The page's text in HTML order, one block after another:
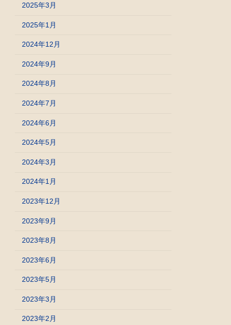
2025年3月
2025年1月
2024年12月
2024年9月
2024年8月
2024年7月
2024年6月
2024年5月
2024年3月
2024年1月
2023年12月
2023年9月
2023年8月
2023年6月
2023年5月
2023年3月
2023年2月